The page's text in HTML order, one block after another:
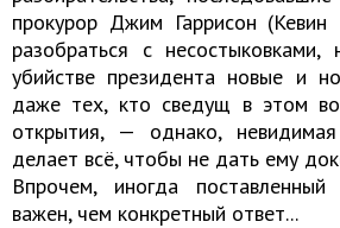
прокурор Джим Гаррисон (Кевин
разобраться с
убийстве президента новые и
даже тех, кто сведущ в этом
открытия, — однако, невидимая
делает всё, чтобы не дать ему
Впрочем, иногда
важен, чем конкретный ответ...